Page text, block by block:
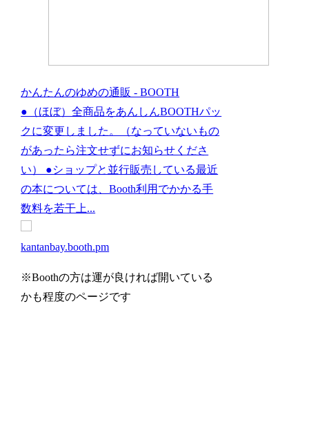
かんたんのゆめの通販 - BOOTH
●（ほぼ）全商品をあんしんBOOTHパッ
クに変更しました。（なっていないもの
があったら注文せずにお知らせくださ
い） ●ショップと並行販売している最近
の本については、Booth利用でかかる手
数料を若干上...
kantanbay.booth.pm
※Boothの方は運が良ければ開いている
かも程度のページです